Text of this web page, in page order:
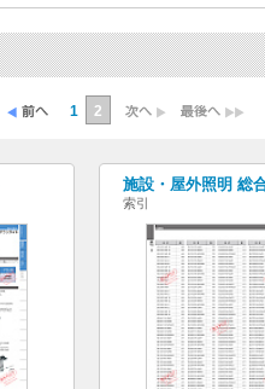
1 2
施設・屋外照明 総
索引